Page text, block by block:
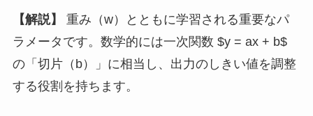
【解説】
重み（w）とともに学習される重要なパ
ラメータです。数学的には一次関数 $y = ax + b$
の「切片（b）」に相当し、出力のしきい値を調整
する役割を持ちます。